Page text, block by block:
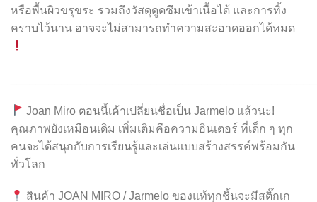
หรือพื้นผิวขรุขระ รวมถึงวัสดุดูดซึมเข้าเนื้อได้ และการทิ้ง
คราบไว้นาน อาจจะไม่สามารถทำความสะอาดออกได้หมด
Joan Miro ตอนนี้เค้าเปลี่ยนชื่อเป็น Jarmelo แล้วนะ!
คุณภาพยังเหมือนเดิม เพิ่มเติมคือความอินเตอร์ ที่เด็ก ๆ ทุก
คนจะได้สนุกกับการเรียนรู้และเล่นแบบสร้างสรรค์พร้อมกัน
ทั่วโลก
สินค้า JOAN MIRO / Jarmelo ของแท้ทุกชิ้นจะมีสติ๊กเก